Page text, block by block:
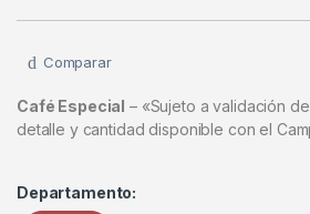
Comparar
Café Especial – «Sujeto a validación
detalle y cantidad disponible con el
Departamento: